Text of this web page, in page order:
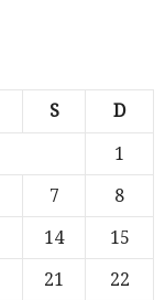
S D
1
7
8
14
15
21
22